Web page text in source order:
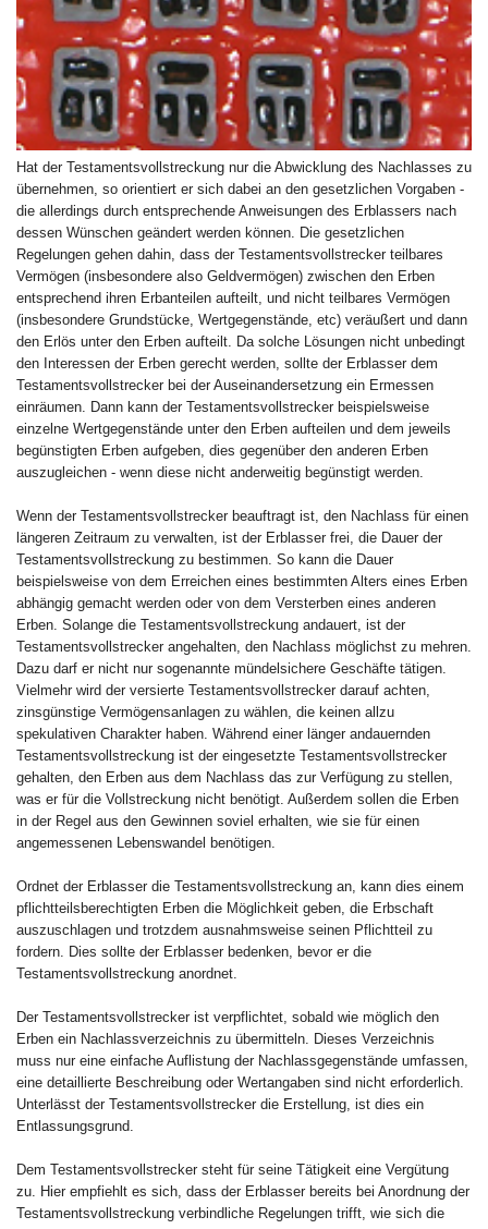
Hat der Testamentsvollstreckung nur die Abwicklung des Nachlasses zu
übernehmen, so orientiert er sich dabei an den gesetzlichen Vorgaben -
die allerdings durch entsprechende Anweisungen des Erblassers nach
dessen Wünschen geändert werden können. Die gesetzlichen
Regelungen gehen dahin, dass der Testamentsvollstrecker teilbares
Vermögen (insbesondere also Geldvermögen) zwischen den Erben
entsprechend ihren Erbanteilen aufteilt, und nicht teilbares Vermögen
(insbesondere Grundstücke, Wertgegenstände, etc) veräußert und dann
den Erlös unter den Erben aufteilt. Da solche Lösungen nicht unbedingt
den Interessen der Erben gerecht werden, sollte der Erblasser dem
Testamentsvollstrecker bei der Auseinandersetzung ein Ermessen
einräumen. Dann kann der Testamentsvollstrecker beispielsweise
einzelne Wertgegenstände unter den Erben aufteilen und dem jeweils
begünstigten Erben aufgeben, dies gegenüber den anderen Erben
auszugleichen - wenn diese nicht anderweitig begünstigt werden.
Wenn der Testamentsvollstrecker beauftragt ist, den Nachlass für einen
längeren Zeitraum zu verwalten, ist der Erblasser frei, die Dauer der
Testamentsvollstreckung zu bestimmen. So kann die Dauer
beispielsweise von dem Erreichen eines bestimmten Alters eines Erben
abhängig gemacht werden oder von dem Versterben eines anderen
Erben. Solange die Testamentsvollstreckung andauert, ist der
Testamentsvollstrecker angehalten, den Nachlass möglichst zu mehren.
Dazu darf er nicht nur sogenannte mündelsichere Geschäfte tätigen.
Vielmehr wird der versierte Testamentsvollstrecker darauf achten,
zinsgünstige Vermögensanlagen zu wählen, die keinen allzu
spekulativen Charakter haben. Während einer länger andauernden
Testamentsvollstreckung ist der eingesetzte Testamentsvollstrecker
gehalten, den Erben aus dem Nachlass das zur Verfügung zu stellen,
was er für die Vollstreckung nicht benötigt. Außerdem sollen die Erben
in der Regel aus den Gewinnen soviel erhalten, wie sie für einen
angemessenen Lebenswandel benötigen.
Ordnet der Erblasser die Testamentsvollstreckung an, kann dies einem
pflichtteilsberechtigten Erben die Möglichkeit geben, die Erbschaft
auszuschlagen und trotzdem ausnahmsweise seinen Pflichtteil zu
fordern. Dies sollte der Erblasser bedenken, bevor er die
Testamentsvollstreckung anordnet.
Der Testamentsvollstrecker ist verpflichtet, sobald wie möglich den
Erben ein Nachlassverzeichnis zu übermitteln. Dieses Verzeichnis
muss nur eine einfache Auflistung der Nachlassgegenstände umfassen,
eine detaillierte Beschreibung oder Wertangaben sind nicht erforderlich.
Unterlässt der Testamentsvollstrecker die Erstellung, ist dies ein
Entlassungsgrund.
Dem Testamentsvollstrecker steht für seine Tätigkeit eine Vergütung
zu. Hier empfiehlt es sich, dass der Erblasser bereits bei Anordnung der
Testamentsvollstreckung verbindliche Regelungen trifft, wie sich die